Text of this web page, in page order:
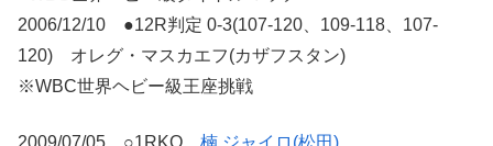
2006/12/10 ●12R判定 0-3(107-120、109-118、107-
120) オレグ・マスカエフ(カザフスタン)
※WBC世界ヘビー級王座挑戦
2009/07/05 ○1RKO 楠 ジャイロ(松田)